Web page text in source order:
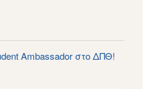
Ambassador στο ΔΠΘ!